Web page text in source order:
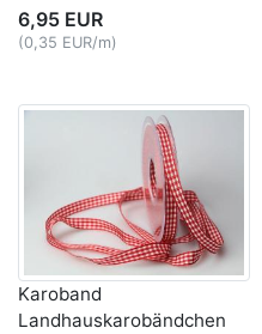
6,95 EUR
(0,35 EUR/m)
Karoband
Landhauskarobändchen